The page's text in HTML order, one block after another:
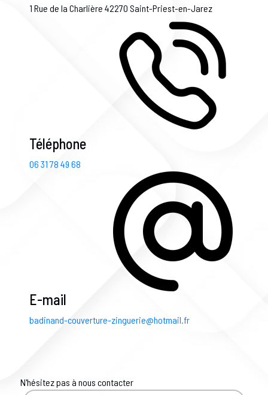
1 Rue de la Charlière 42270 Saint-Priest-en-Jarez
Téléphone
06 31 78 49 68
E-mail
badinand-couverture-zinguerie@hotmail.fr
N'hésitez pas à nous contacter